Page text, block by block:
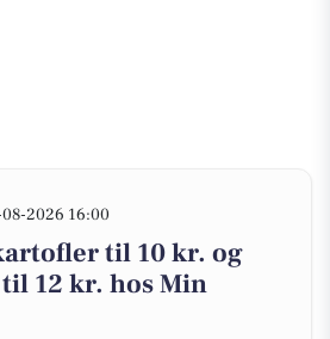
2026 16:00
til 10 kr. og
12 kr. hos Min